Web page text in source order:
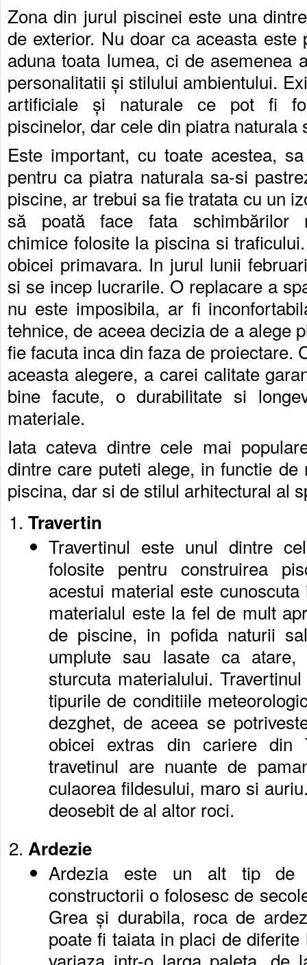
Zona din jurul piscinei este una
de exterior. Nu doar ca aceasta
aduna toata lumea, ci de asemenea
personalitatii și stilului ambientului.
artificiale și naturale ce pot fi
piscinelor, dar cele din piatra naturala
Este important, cu toate acestea,
pentru ca piatra naturala sa-si
piscine, ar trebui sa fie tratata cu un
să poată face fata schimbărilor
chimice folosite la piscina si
obicei primavara. In jurul lunii
si se incep lucrarile. O replacare a
nu este imposibila, ar fi
tehnice, de aceea decizia de a alege
fie facuta inca din faza de proiectare.
aceasta alegere, a carei calitate
bine facute, o durabilitate si
materiale.
Iata cateva dintre cele mai
dintre care puteti alege, in functie
piscina, dar si de stilul arhitectural al
Travertin
Travertinul este unul dintre
folosite pentru construirea
acestui material este
materialul este la fel de mult
de piscine, in pofida naturii
umplute sau lasate ca atare,
sturcuta materialului.
tipurile de conditiile
dezghet, de aceea se
obicei extras din cariere din
travetinul are nuante de
culaorea fildesului, maro si
deosebit de al altor roci.
Ardezie
Ardezia este un alt tip de
constructorii o folosesc de
Grea și durabila, roca de
poate fi taiata in placi de
variaza intr-o larga paleta, de